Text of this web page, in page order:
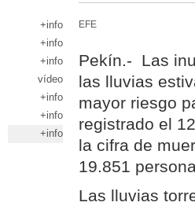
+info
+info
+info
vídeo
+info
+info
+info
EFE
Pekín.- Las
las lluvias
mayor riesgo
registrado el
la cifra de
19.851
Las lluvias